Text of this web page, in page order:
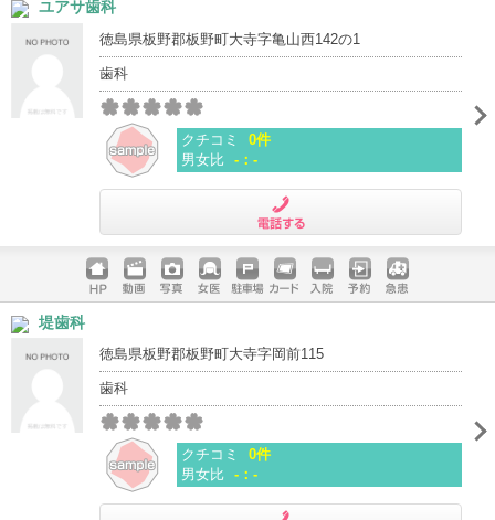
ージ
ユアサ歯科
徳島県板野郡板野町大寺字亀山西142の1
歯科
クチコミ
0件
男女比 -：-
ホームペ
動画 写真 女医 駐車場
クレジッ
入院 予約 急患
堤歯科
徳島県板野郡板野町大寺字岡前115
歯科
クチコミ
0件
男女比 -：-